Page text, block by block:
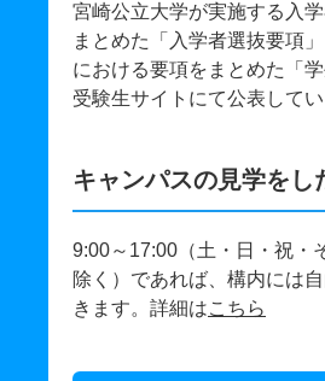
宮崎公立大学が実施する入
まとめた「入学者選抜要項
における要項をまとめた「
受験生サイトにて公表して
キャンパスの見学をし
9:00～17:00（土・日・祝・
除く）であれば、構内には
きます。詳細はこちら